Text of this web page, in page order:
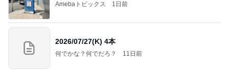
Amebaトピックス 1日前
2026/07/27(K) 4本
何でかな？何でだろ？ 11日前